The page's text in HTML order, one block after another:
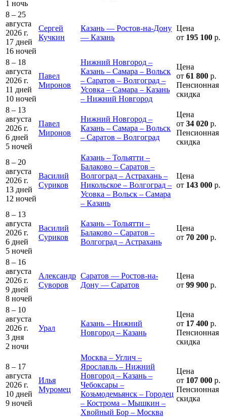
1 ночь
8 – 25
августа
2026 г.
17 дней
16 ночей
Сергей
Кучкин
Казань — Ростов-на-Дону
— Казань
Цена
от 195 100 р.
8 – 18
августа
2026 г.
11 дней
10 ночей
Павел
Миронов
Нижний Новгород –
Казань – Самара – Вольск
– Саратов – Волгоград –
Усовка – Самара – Казань
– Нижний Новгород
Цена
от 61 800 р.
Пенсионная
скидка
8 – 13
августа
2026 г.
6 дней
5 ночей
Павел
Миронов
Нижний Новгород –
Казань – Самара – Вольск
– Саратов – Волгоград
Цена
от 34 020 р.
Пенсионная
скидка
8 – 20
августа
2026 г.
13 дней
12 ночей
Василий
Суриков
Казань – Тольятти –
Балаково – Саратов –
Волгоград – Астрахань –
Никольское – Волгоград –
Усовка – Вольск – Самара
– Казань
Цена
от 143 000 р.
8 – 13
августа
2026 г.
6 дней
5 ночей
Василий
Суриков
Казань – Тольятти –
Балаково – Саратов –
Волгоград – Астрахань
Цена
от 70 200 р.
8 – 16
августа
2026 г.
9 дней
8 ночей
Александр
Суворов
Саратов — Ростов-на-
Дону — Саратов
Цена
от 99 900 р.
8 – 10
августа
2026 г.
3 дня
2 ночи
Урал
Казань – Нижний
Новгород – Казань
Цена
от 17 400 р.
Пенсионная
скидка
8 – 17
августа
2026 г.
10 дней
9 ночей
Илья
Муромец
Москва – Углич –
Ярославль – Нижний
Новгород – Казань –
Чебоксары –
Козьмодемьянск – Городец
– Кострома – Мышкин –
Хвойный Бор – Москва
Цена
от 107 000 р.
Пенсионная
скидка